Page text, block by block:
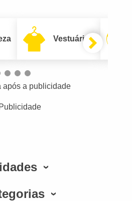
Vestuário
após a publicidade
Publicidade